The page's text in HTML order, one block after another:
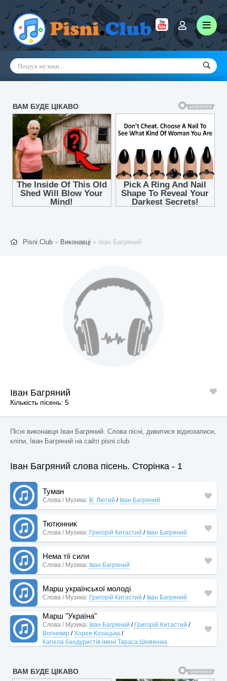
Pisni.Club » Виконавці » Іван Багряний
Іван Багряний
Кількість пісень: 5
Пісні виконавця Іван Багряний. Слова пісні, дивитися відеозаписи,
кліпи, Іван Багряний на сайті pisni.club
Іван Багряний слова пісень. Сторінка - 1
Туман
Слова / Музика: В. Лютий / Іван Багряний
Тютюнник
Слова / Музика: Григорій Китастий / Іван Багряний
Нема тії сили
Слова / Музика: Іван Багряний
Марш української молоді
Слова / Музика: Григорій Китастий / Іван Багряний
Марш "Україна"
Слова / Музика: Іван Багряний / Григорій Китастий /
Вогневир /Хорея Козацька /
Капела бандуристів імені Тараса Шевченка